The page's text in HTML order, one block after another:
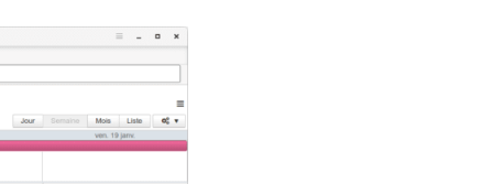
de collaboration pour tous les clients
peu importe les différents clients
par Outlook qui est le client le plus avancé
de façon globale dans BlueMind en
dans la mesure du possible.